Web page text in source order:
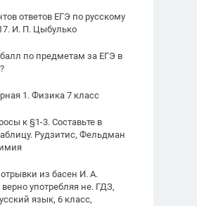
ответов ЕГЭ по русскому
И. П. Цыбулько
по предметам за ЕГЭ в
1. Физика 7 класс
к §1-3. Составьте в
Рудзитис, Фельдман
из басен И. А.
употребляя не. ГДЗ,
язык, 6 класс,